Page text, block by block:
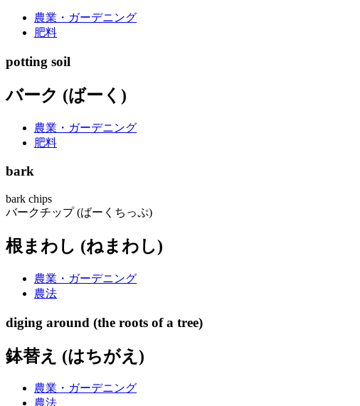
農業・ガーデニング
肥料
potting soil
バーク (ばーく)
農業・ガーデニング
肥料
bark
bark chips
バークチップ (ばーくちっぷ)
根まわし (ねまわし)
農業・ガーデニング
農法
diging around (the roots of a tree)
鉢替え (はちがえ)
農業・ガーデニング
農法